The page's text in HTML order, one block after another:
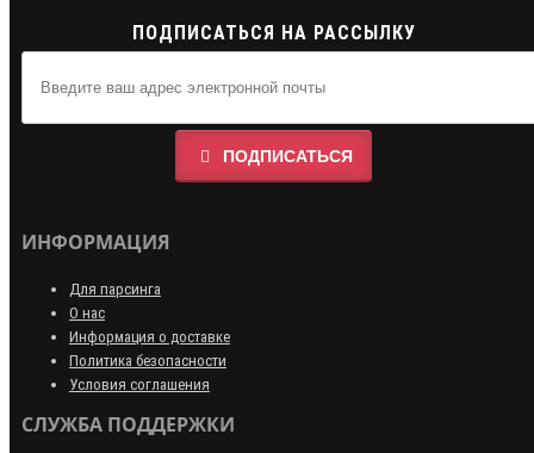
ПОДПИСАТЬСЯ НА РАССЫЛКУ
ПОДПИСАТЬСЯ
ИНФОРМАЦИЯ
Для парсинга
О нас
Информация о доставке
Политика безопасности
Условия соглашения
СЛУЖБА ПОДДЕРЖКИ